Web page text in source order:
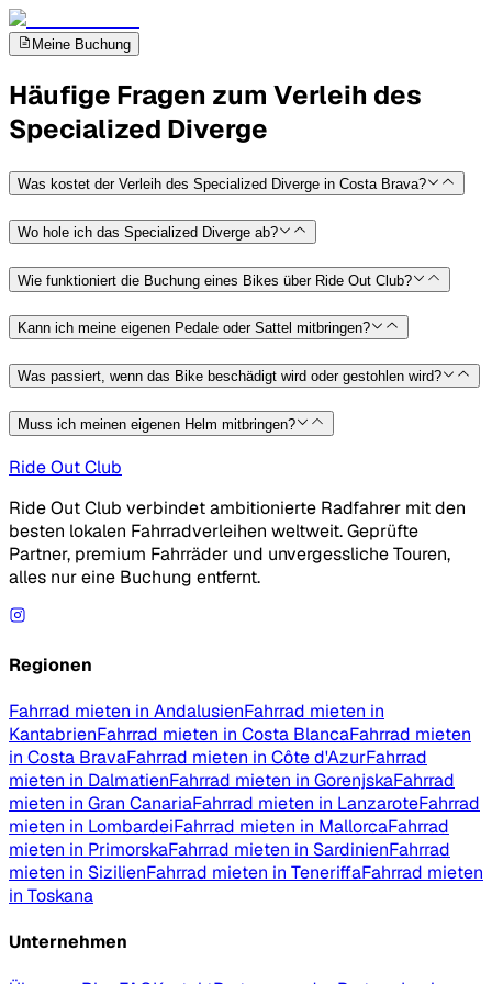
Meine Buchung
Häufige Fragen zum Verleih des
Specialized Diverge
Was kostet der Verleih des Specialized Diverge in Costa Brava?
Wo hole ich das Specialized Diverge ab?
Wie funktioniert die Buchung eines Bikes über Ride Out Club?
Kann ich meine eigenen Pedale oder Sattel mitbringen?
Was passiert, wenn das Bike beschädigt wird oder gestohlen wird?
Muss ich meinen eigenen Helm mitbringen?
Ride Out Club
Ride Out Club verbindet ambitionierte Radfahrer mit den
besten lokalen Fahrradverleihen weltweit. Geprüfte
Partner, premium Fahrräder und unvergessliche Touren,
alles nur eine Buchung entfernt.
Regionen
Fahrrad mieten in AndalusienFahrrad mieten in
KantabrienFahrrad mieten in Costa BlancaFahrrad mieten
in Costa BravaFahrrad mieten in Côte d'AzurFahrrad
mieten in DalmatienFahrrad mieten in GorenjskaFahrrad
mieten in Gran CanariaFahrrad mieten in LanzaroteFahrrad
mieten in LombardeiFahrrad mieten in MallorcaFahrrad
mieten in PrimorskaFahrrad mieten in SardinienFahrrad
mieten in SizilienFahrrad mieten in TeneriffaFahrrad mieten
in Toskana
Unternehmen